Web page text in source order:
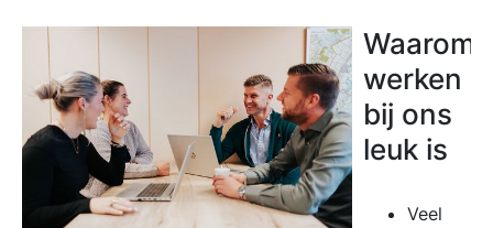
Waarom
werken
bij ons
leuk is
Veel